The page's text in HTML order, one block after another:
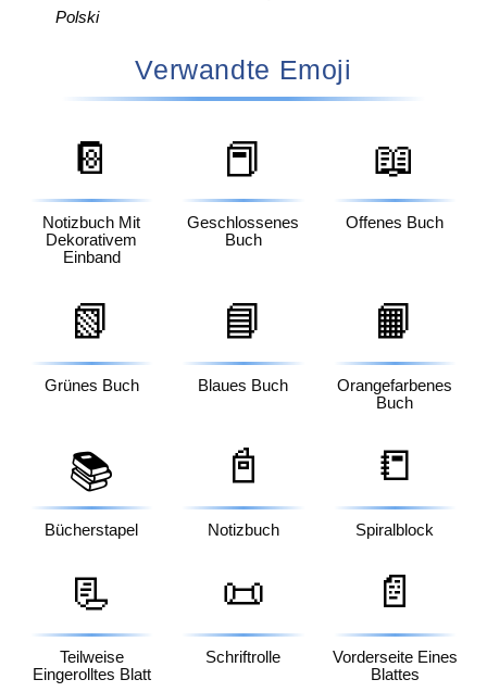
Polski
Verwandte Emoji
📔
Notizbuch Mit
Dekorativem
Einband
📕
Geschlossenes
Buch
📖
Offenes Buch
📗
Grünes Buch
📘
Blaues Buch
📙
Orangefarbenes
Buch
📚
Bücherstapel
📓
Notizbuch
📒
Spiralblock
📃
Teilweise
Eingerolltes Blatt
📜
Schriftrolle
📄
Vorderseite Eines
Blattes